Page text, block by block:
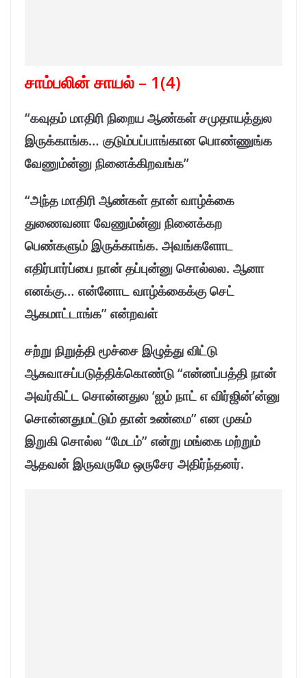
சாம்பலின் சாயல் – 1(4)
“கவுதம் மாதிரி நிறைய ஆண்கள் சமுதாயத்துல
இருக்காங்க… குடும்பப்பாங்கான பொண்ணுங்க
வேணும்ன்னு நினைக்கிறவங்க”
“அந்த மாதிரி ஆண்கள் தான் வாழ்க்கை
துணைவனா வேணும்ன்னு நினைக்கற
பெண்களும் இருக்காங்க. அவங்களோட
எதிர்பார்ப்பை நான் தப்புன்னு சொல்லல. ஆனா
எனக்கு… என்னோட வாழ்க்கைக்கு செட்
ஆகமாட்டாங்க” என்றவள்
சற்று நிறுத்தி மூச்சை இழுத்து விட்டு
ஆசுவாசப்படுத்திக்கொண்டு “என்னப்பத்தி நான்
அவர்கிட்ட சொன்னதுல ‘ஐம் நாட் எ விர்ஜின்’ன்னு
சொன்னதுமட்டும் தான் உண்மை” என முகம்
இறுகி சொல்ல “மேடம்” என்று மங்கை மற்றும்
ஆதவன் இருவருமே ஒருசேர அதிர்ந்தனர்.